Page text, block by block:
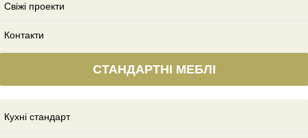
Свіжі проекти
Контакти
СТАНДАРТНІ МЕБЛІ
Кухні стандарт